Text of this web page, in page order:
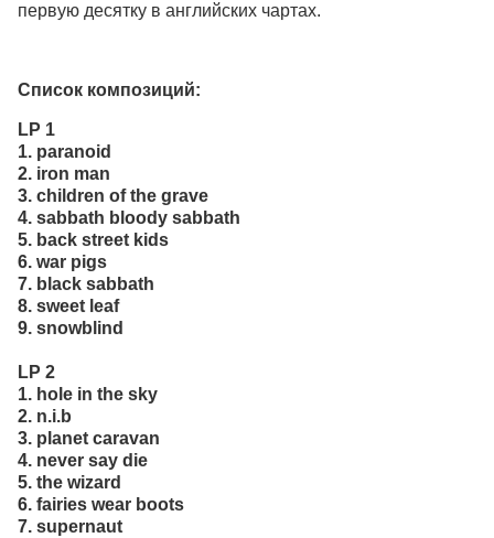
первую десятку в английских чартах.
Список композиций:
LP 1
1. paranoid
2. iron man
3. children of the grave
4. sabbath bloody sabbath
5. back street kids
6. war pigs
7. black sabbath
8. sweet leaf
9. snowblind
LP 2
1. hole in the sky
2. n.i.b
3. planet caravan
4. never say die
5. the wizard
6. fairies wear boots
7. supernaut